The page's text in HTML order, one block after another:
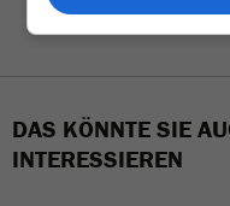
DAS KÖNNTE SIE
INTERESSIEREN